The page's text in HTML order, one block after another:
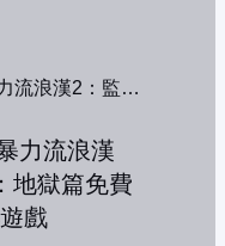
暴力流浪漢2：監獄風雲